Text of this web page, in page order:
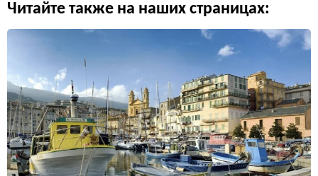
Читайте также на наших страницах: